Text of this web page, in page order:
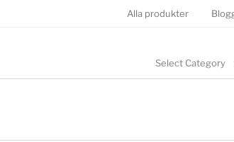
Alla produkter
Select Category